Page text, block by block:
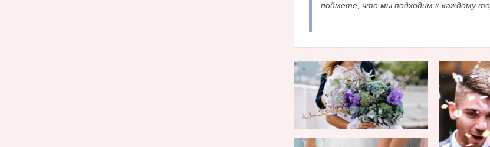
поймете, что мы подходим к каждому